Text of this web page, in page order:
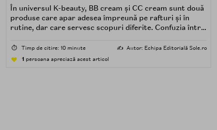
În universul K-beauty, BB cream și CC cream sunt două
produse care apar adesea împreună pe rafturi și în
rutine, dar care servesc scopuri diferite. Confuzia între
acoperire și conțin SPF — dar filozofia din spatele
fiecăreia este distinctă.
⏱️ Timp de citire: 10 minute ✍️ Autor: Echipa Editorială Sole.ro
1 persoana apreciază acest articol